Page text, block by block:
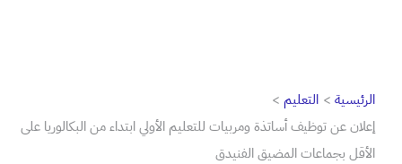
الرئيسية
التعليم
إعلان عن توظيف أساتذة ومربيات للتعليم الأولي ابتداء من البكالوريا على
الأقل بجماعات المضيق الفنيدق